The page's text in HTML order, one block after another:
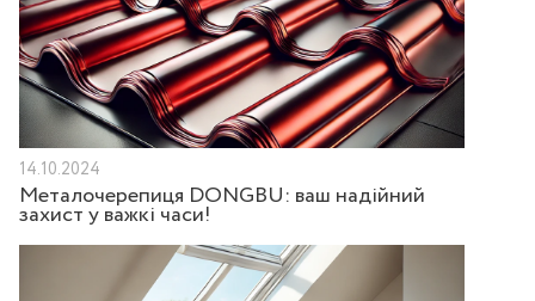
14.10.2024
Металочерепиця DONGBU: ваш надійний
захист у важкі часи!